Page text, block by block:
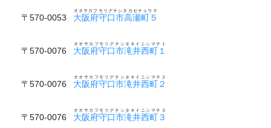
〒570-0053 大阪府守口市高瀬町５
オオサカフモリグチシタカセチョウ５
〒570-0076 大阪府守口市滝井西町１
オオサカフモリグチシタキイニシマチ１
〒570-0076 大阪府守口市滝井西町２
オオサカフモリグチシタキイニシマチ２
〒570-0076 大阪府守口市滝井西町３
オオサカフモリグチシタキイニシマチ３